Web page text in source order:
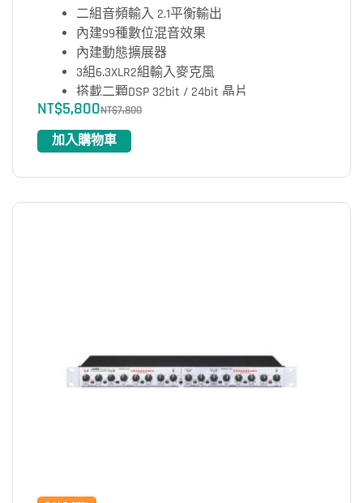
二組音頻輸入 2.1平衡輸出
內建99種數位混音效果
內建動態擴展器
3組6.3XLR2組輸入麥克風
搭載二顆DSP 32bit / 24bit 晶片
全部採用SMT電路板設計
NT$7,800
NT$5,800
加入購物車